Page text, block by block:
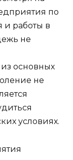
по
работы в
не
основных
не
условиях.